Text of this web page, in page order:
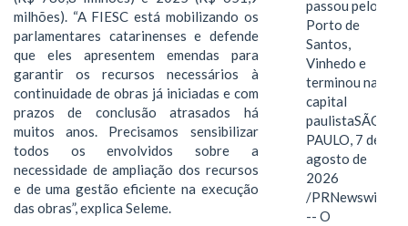
milhões). “A FIESC está mobilizando os
parlamentares catarinenses e defende
que eles apresentem emendas para
garantir os recursos necessários à
continuidade de obras já iniciadas e com
prazos de conclusão atrasados há
muitos anos. Precisamos sensibilizar
todos os envolvidos sobre a
necessidade de ampliação dos recursos
e de uma gestão eficiente na execução
das obras”, explica Seleme.
passou pelo
Porto de
Santos,
Vinhedo e
terminou na
capital
paulistaSÃO
PAULO, 7 de
agosto de
2026
/PRNewswire/
-- O